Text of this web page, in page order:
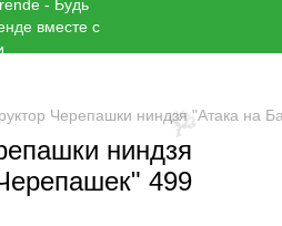
Черепашки ниндзя "Атака на
ниндзя
499
🌹